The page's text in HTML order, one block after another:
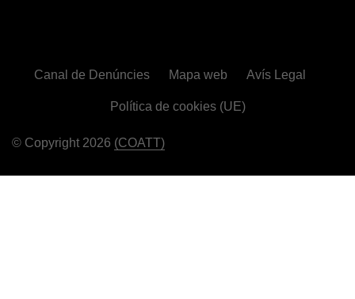
© Copyright 2026 (COATT)
Canal de Denúncies Mapa web Avís Legal
Política de cookies (UE)